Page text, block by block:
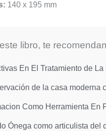
140 x 195 mm
libro, te
En El Tratamiento de
de la casa moderna
Como Herramienta En
Ónega como articulista